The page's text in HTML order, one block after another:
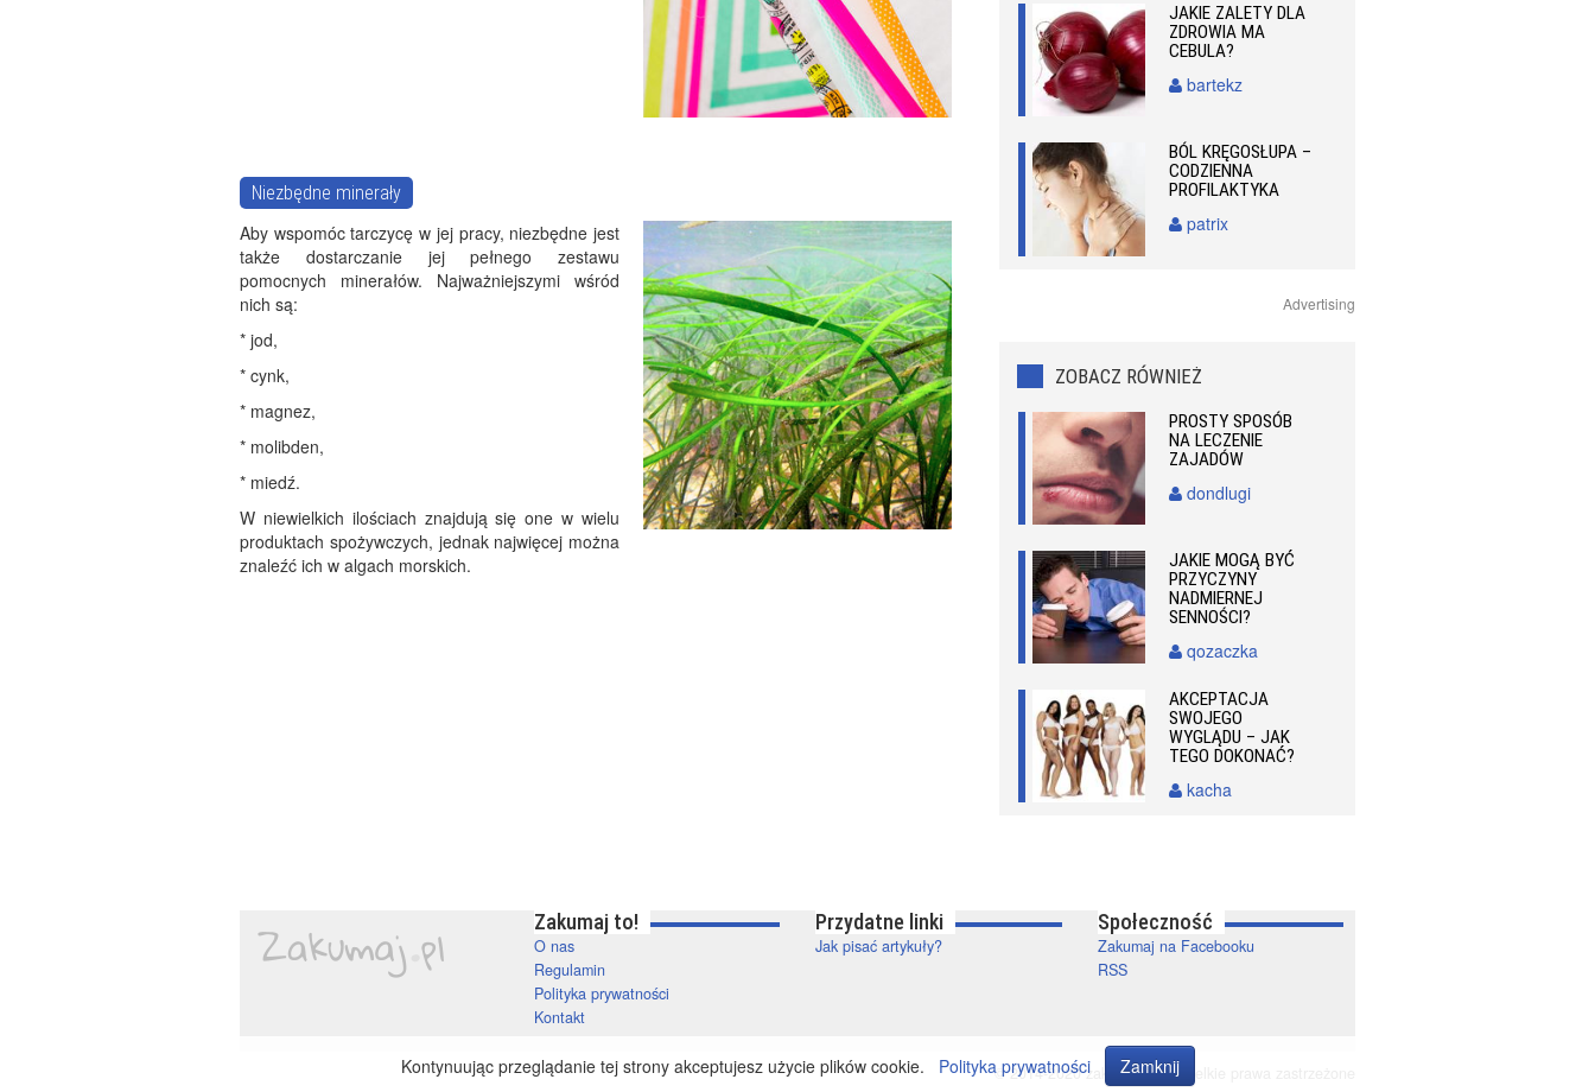
Niezbędne minerały
Aby wspomóc tarczycę w jej pracy, niezbędne jest
także dostarczanie jej pełnego zestawu
pomocnych minerałów. Najważniejszymi wśród
nich są:
* jod,
* cynk,
* magnez,
* molibden,
* miedź.
W niewielkich ilościach znajdują się one w wielu
produktach spożywczych, jednak najwięcej można
znaleźć ich w algach morskich.
JAKIE ZALETY DLA
ZDROWIA MA
CEBULA?
bartekz
BÓL KRĘGOSŁUPA –
CODZIENNA
PROFILAKTYKA
patrix
Advertising
ZOBACZ RÓWNIEŻ
PROSTY SPOSÓB
NA LECZENIE
ZAJADÓW
dondlugi
JAKIE MOGĄ BYĆ
PRZYCZYNY
NADMIERNEJ
SENNOŚCI?
qozaczka
AKCEPTACJA
SWOJEGO
WYGLĄDU – JAK
TEGO DOKONAĆ?
kacha
Zakumaj to!
O nas
Regulamin
Polityka prywatności
Kontakt
Przydatne linki
Jak pisać artykuły?
Społeczność
Zakumaj na Facebooku
RSS
© 2014-2020 zakumaj.pl. Wszelkie prawa zastrzeżone
Kontynuując przeglądanie tej strony akceptujesz użycie plików cookie. Polityka prywatności Zamknij